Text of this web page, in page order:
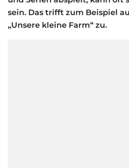
sein. Das trifft zum Beispiel
„Unsere kleine Farm“ zu.